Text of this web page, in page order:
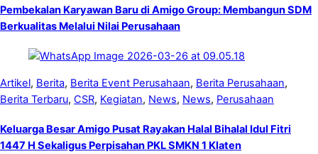
Pembekalan Karyawan Baru di Amigo Group: Membangun SDM
Berkualitas Melalui Nilai Perusahaan
Artikel, Berita, Berita Event Perusahaan, Berita Perusahaan,
Berita Terbaru, CSR, Kegiatan, News, News, Perusahaan
Keluarga Besar Amigo Pusat Rayakan Halal Bihalal Idul Fitri
1447 H Sekaligus Perpisahan PKL SMKN 1 Klaten